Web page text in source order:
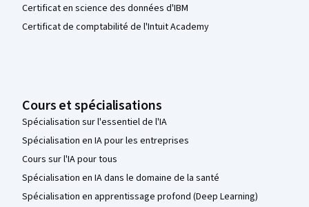
Certificat en science des données d'IBM
Certificat de comptabilité de l'Intuit Academy
Cours et spécialisations
Spécialisation sur l'essentiel de l'IA
Spécialisation en IA pour les entreprises
Cours sur l'IA pour tous
Spécialisation en IA dans le domaine de la santé
Spécialisation en apprentissage profond (Deep Learning)